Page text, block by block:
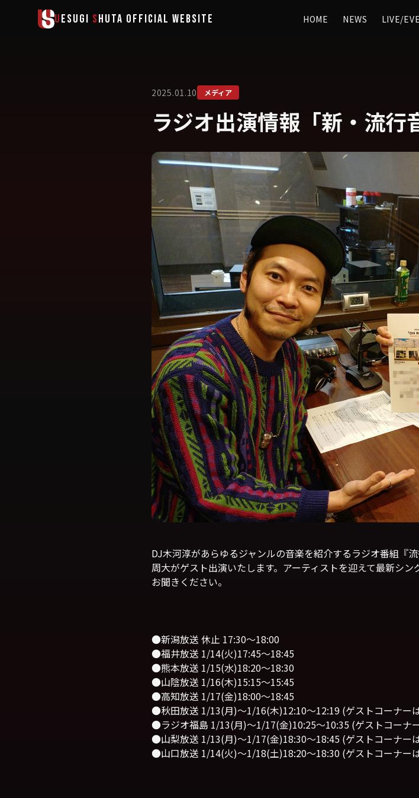
メインコンテンツへスキップ
UESUGI SHUTA OFFICIAL WEBSITE HOME NEWS LIVE/
2025.01.10 メディア
ラジオ出演情報「新・流行
DJ木河淳があらゆるジャンルの音楽を紹介するラジオ番組『
周大がゲスト出演いたします。アーティストを迎えて最新シ
お聞きください。
●新潟放送 休止 17:30〜18:00
●福井放送 1/14(火)17:45〜18:45
●熊本放送 1/15(水)18:20〜18:30
●山陰放送 1/16(木)15:15〜15:45
●高知放送 1/17(金)18:00〜18:45
●秋田放送 1/13(月)〜1/16(木)12:10〜12:19 (ゲストコーナー
●ラジオ福島 1/13(月)〜1/17(金)10:25〜10:35 (ゲストコーナ
●山梨放送 1/13(月)〜1/17(金)18:30〜18:45 (ゲストコーナー
●山口放送 1/14(火)〜1/18(土)18:20〜18:30 (ゲストコーナー